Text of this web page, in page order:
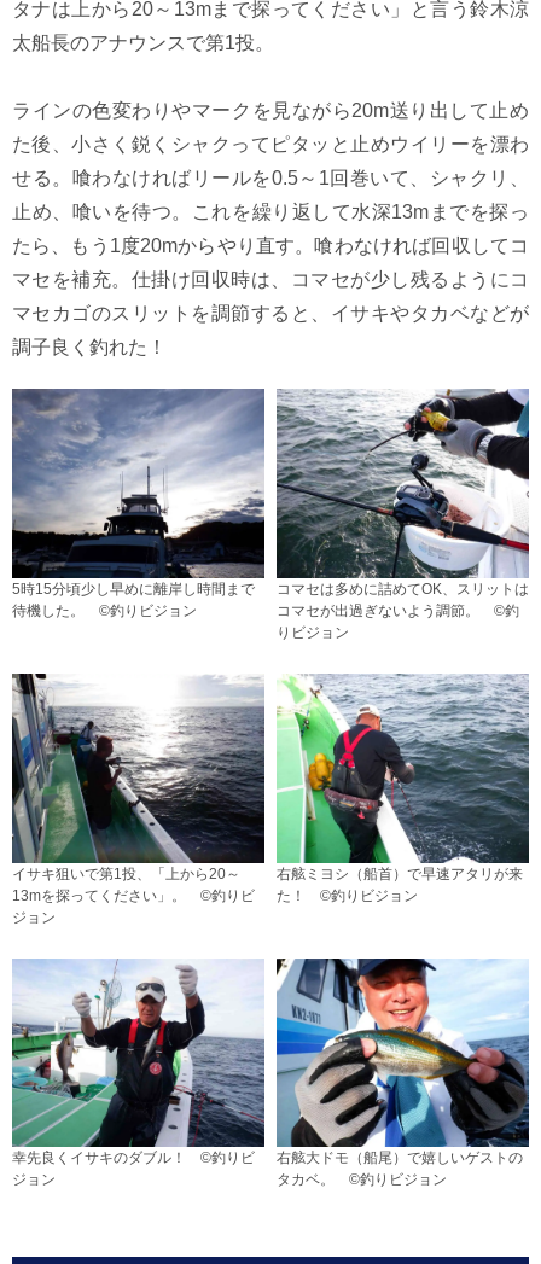
タナは上から20～13mまで探ってください」と言う鈴木涼
太船長のアナウンスで第1投。
ラインの色変わりやマークを見ながら20m送り出して止め
た後、小さく鋭くシャクってピタッと止めウイリーを漂わ
せる。喰わなければリールを0.5～1回巻いて、シャクリ、
止め、喰いを待つ。これを繰り返して水深13mまでを探っ
たら、もう1度20mからやり直す。喰わなければ回収してコ
マセを補充。仕掛け回収時は、コマセが少し残るようにコ
マセカゴのスリットを調節すると、イサキやタカベなどが
調子良く釣れた！
5時15分頃少し早めに離岸し時間まで
待機した。 ©釣りビジョン
コマセは多めに詰めてOK、スリットは
コマセが出過ぎないよう調節。 ©釣
りビジョン
イサキ狙いで第1投、「上から20～
13mを探ってください」。 ©釣りビ
ジョン
右舷ミヨシ（船首）で早速アタリが来
た！ ©釣りビジョン
幸先良くイサキのダブル！ ©釣りビ
ジョン
右舷大ドモ（船尾）で嬉しいゲストの
タカベ。 ©釣りビジョン